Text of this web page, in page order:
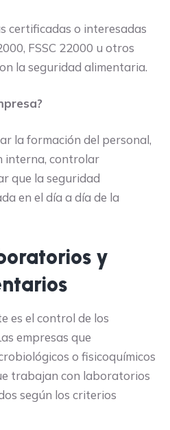
certificadas o interesadas
FSSC 22000 u otros
la seguridad alimentaria.
la formación del personal,
interna, controlar
que la seguridad
en el día a día de la
y
es el control de los
empresas que
o fisicoquímicos
trabajan con laboratorios
según los criterios